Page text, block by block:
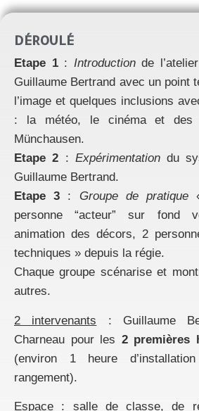
DÉROULÉ
Etape 1: Introductionde
Guillaume Bertrand avec un point
l’image et quelques inclusions
: la météo, le cinéma et des
Münchausen.
Etape 2 : Expérimentationdu
Guillaume Bertrand.
Etape 3 : Groupe de pratique
personne “acteur” sur fond
animation des décors, 2
techniques » depuis la régie.
Chaque groupe scénarise et
autres.
2 intervenants : Guillaume
Charneau pour les 2 premières
(environ 1 heure
rangement).
Espace : salle de classe, de